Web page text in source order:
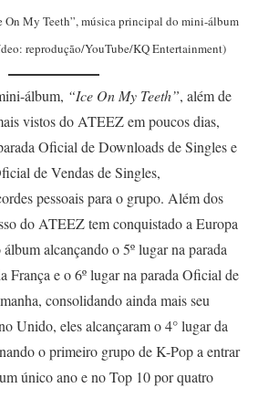
My Teeth”, música principal do mini-álbum
reprodução/YouTube/KQ Entertainment)
álbum, “Ice On My Teeth”, além de
vistos do ATEEZ em poucos dias,
Oficial de Downloads de Singles e
de Vendas de Singles,
pessoais para o grupo. Além dos
do ATEEZ tem conquistado a Europa
alcançando o 5º lugar na parada
França e o 6º lugar na parada Oficial de
consolidando ainda mais seu
Unido, eles alcançaram o 4° lugar da
o primeiro grupo de K-Pop a entrar
único ano e no Top 10 por quatro